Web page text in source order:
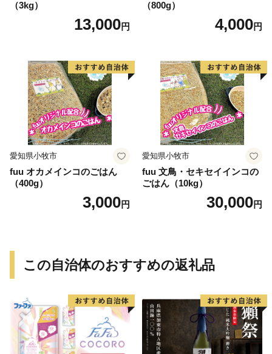
（3kg）
13,000円
（800g）
4,000円
愛知県小牧市
fuu オカメインコのごはん
（400g）
3,000円
愛知県小牧市
fuu 文鳥・セキセイインコの
ごはん（10kg）
30,000円
この自治体のおすすめの返礼品